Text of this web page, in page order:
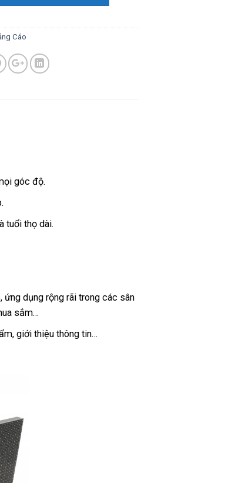
Cáo
góc độ.
tuổi thọ dài.
dụng rộng rãi trong các sân
sắm…
giới thiệu thông tin…